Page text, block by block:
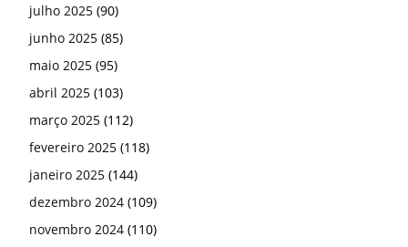
julho 2025 (90)
junho 2025 (85)
maio 2025 (95)
abril 2025 (103)
março 2025 (112)
fevereiro 2025 (118)
janeiro 2025 (144)
dezembro 2024 (109)
novembro 2024 (110)